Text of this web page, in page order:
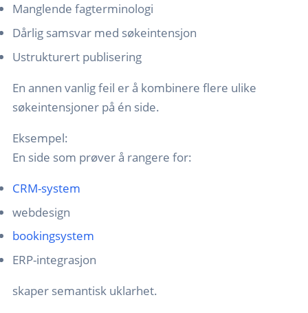
Manglende fagterminologi
Dårlig samsvar med søkeintensjon
Ustrukturert publisering
En annen vanlig feil er å kombinere flere ulike
søkeintensjoner på én side.
Eksempel:
En side som prøver å rangere for:
CRM-system
webdesign
bookingsystem
ERP-integrasjon
skaper semantisk uklarhet.